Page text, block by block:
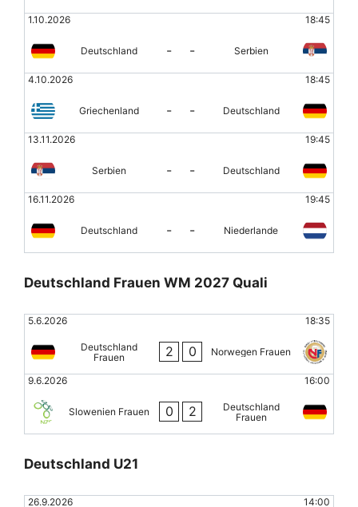
1.10.2026 18:45
Deutschland - - Serbien
4.10.2026 18:45
Griechenland - - Deutschland
13.11.2026 19:45
Serbien - - Deutschland
16.11.2026 19:45
Deutschland - - Niederlande
Deutschland Frauen WM 2027 Quali
5.6.2026 18:35
Deutschland
Frauen
2 0 Norwegen Frauen
9.6.2026 16:00
Slowenien Frauen 0 2
Deutschland
Frauen
Deutschland U21
26.9.2026 14:00